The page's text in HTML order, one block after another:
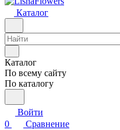
Каталог
Каталог
По всему сайту
По каталогу
Войти
0
Сравнение